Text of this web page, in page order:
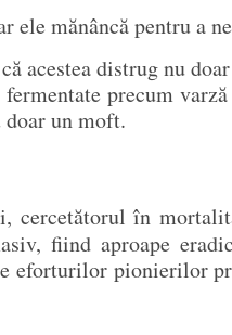
ele mănâncă pentru a
acestea distrug nu
precum
un moft.
cercetătorul în
fiind aproape
eforturilor pionierilor